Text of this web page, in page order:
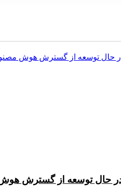
در حال توسعه از گسترش